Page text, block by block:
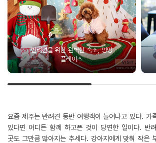
반려견을 위한 완벽한 숙소, 멍멍
플레이스
요즘 제주는 반려견 동반 여행객이 늘어나고 있다. 가
있다면 어디든 함께 하고픈 것이 당연한 일이다. 반
곳도 그만큼 많아지는 추세다. 강아지에게 맞춰 작은